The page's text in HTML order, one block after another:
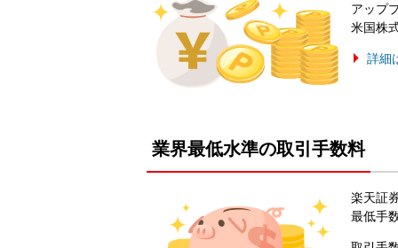
アップ
米国株
詳細
業界最低水準の取引手数料
楽天証
最低手